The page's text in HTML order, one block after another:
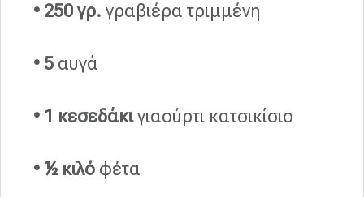
• 250 γρ. γραβιέρα τριμμένη
• 5 αυγά
• 1 κεσεδάκιγιαούρτι κατσικίσιο
• ½ κιλό φέτα